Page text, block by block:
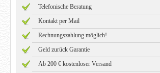
Telefonische Beratung
Kontakt per Mail
Rechnungszahlung möglich!
Geld zurück Garantie
Ab 200 € kostenloser Versand